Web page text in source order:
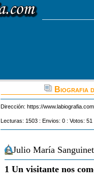
Biografia
Dirección: https://
Lecturas: 1503 : Envios: 0 : Votos:
Julio María
1 Un visitante nos